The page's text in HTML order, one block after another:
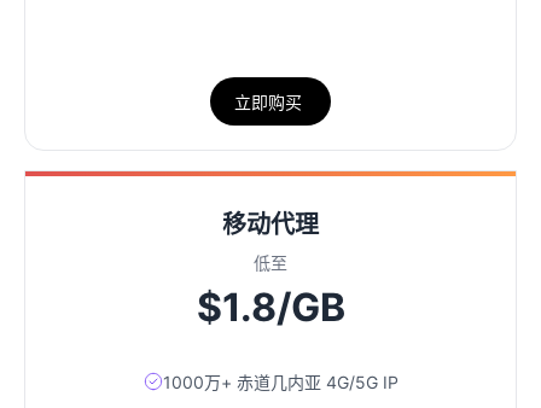
立即购买
移动代理
低至
$1.8/GB
1000万+ 赤道几内亚 4G/5G IP